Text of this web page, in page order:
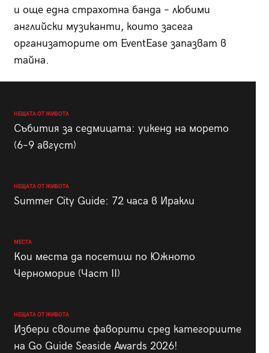
и още една страхотна банда – любими
английски музиканти, които засега
организаторите от EventEase запазват в
тайна.
НЕЩАТА ОТ ЖИВОТА
Събития за седмицата: уикенд на морето
(6–9 август)
НЕЩАТА ОТ ЖИВОТА
Summer City Guide: 72 часа в Иракли
МЕСТА
Кои места да посетиш по Южното
Черноморие (Част II)
НЕЩАТА ОТ ЖИВОТА
Избери своите фаворити сред категориите
на Go Guide Seaside Awards 2026!